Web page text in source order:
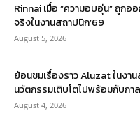
Rinnai เมื่อ “ความอบอุ่น” ถูก
จริงในงานสถาปนิก’69
August 5, 2026
ย้อนชมเรื่องราว Aluzat ในงา
นวัตกรรมเติบโตไปพร้อมกับกา
August 4, 2026